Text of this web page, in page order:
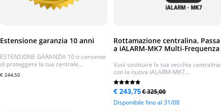
Estensione garanzia 10 anni
ESTENSIONE GARANZIA 10 ti consente
di proteggere la tua centrale…
€ 244,50
Rottamazione centralina. Passa
a iALARM-MK7 Multi-Frequenza
Vuoi sostituire la tua vecchia centralina
con la nuova iALARM-MK7…
Valutato
5.00
su 5
€325,00Il
prezzo
originale
€ 243,75
Il
prezzo
attuale
Disponibile fino al 31/08